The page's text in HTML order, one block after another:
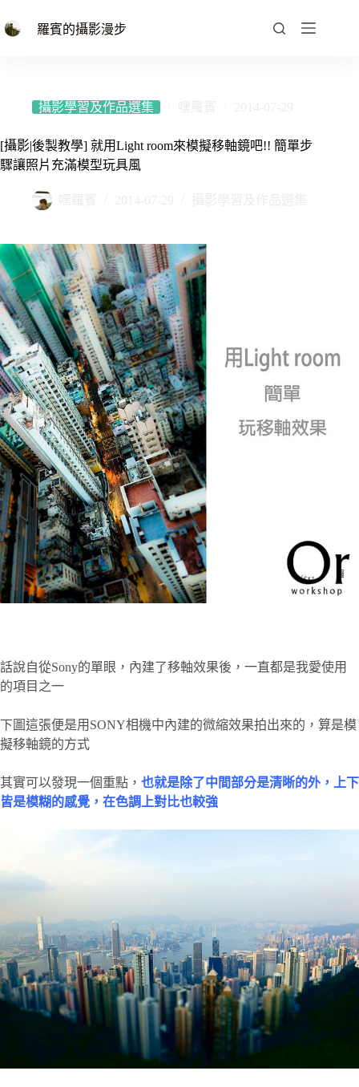
至
羅賓的攝影漫步
攝影學習及作品選集
[攝影|後製教學] 就用Light room來模擬移軸鏡吧!! 簡單步
驟讓照片充滿模型玩具風
話說自從Sony的單眼，內建了移軸效果後，一直都是我愛使用
的項目之一
下圖這張便是用SONY相機中內建的微縮效果拍出來的，算是模
擬移軸鏡的方式
其實可以發現一個重點， 也就是除了中間部分是清晰的外，上下
皆是模糊的感覺，在色調上對比也較強